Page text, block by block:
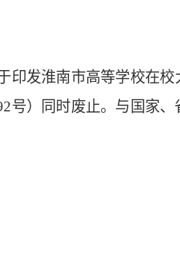
印发淮南市高等学校在校
号）同时废止。与国家、